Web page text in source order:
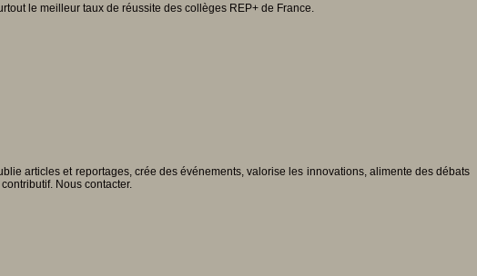
le meilleur taux de réussite des collèges REP+ de France.
articles et reportages, crée des événements, valorise les innovations, alimente des débats
Nous contacter.